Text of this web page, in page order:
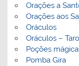
Orações a
Orações aos
Oráculos
Oráculos –
Poções
Pomba Gira